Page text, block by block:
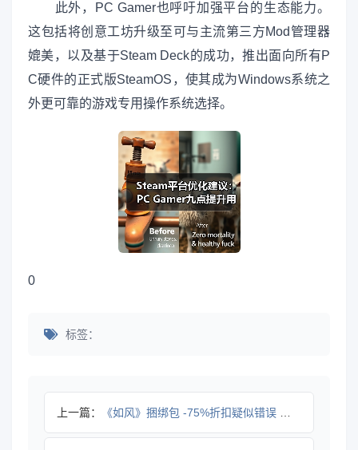
此外，PC Gamer也呼吁加强平台的生态能力。
这包括将创意工坊升级至可与主流第三方Mod管理器
媲美，以及基于Steam Deck的成功，推出面向所有P
C硬件的正式版SteamOS，使其成为Windows系统之
外更可靠的游戏专用操作系统选择。
0
标签：
上一篇： 《如风》捆绑包 -75%折扣疑似错误 价格创史低价